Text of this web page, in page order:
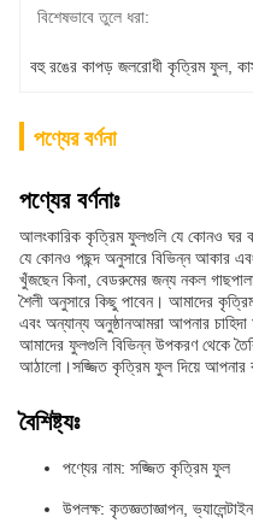
বিশেষভাবে তুলে ধরা:
বহু রঙের কাপড় জলরোধী কৃত্রিম ফুল
পণ্যের বর্ণনা
পণ্যের বর্ণনাঃ
আলংকারিক কৃত্রিম ফুলগুলি যে কোনও ঘর
যে কোনও পছন্দ অনুসারে বিভিন্ন আকার
খুঁজছেন কিনা, বেডরুমের জন্য নকল
শৈলী অনুসারে কিছু পাবেন। আমাদের
এবং অন্যান্য অনুষ্ঠানআমরা আপনার
আমাদের ফুলগুলি বিভিন্ন উপকরণ থেকে
আঠালো।সজ্জিত কৃত্রিম ফুল দিয়ে আপনার
বৈশিষ্ট্যঃ
পণ্যের নাম: সজ্জিত কৃত্রিম ফুল
উপলক্ষ: কৃতজ্ঞতাজ্ঞাপন,